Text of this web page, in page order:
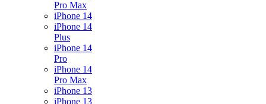
Pro Max
iPhone 14
iPhone 14
Plus
iPhone 14
Pro
iPhone 14
Pro Max
iPhone 13
iPhone 13